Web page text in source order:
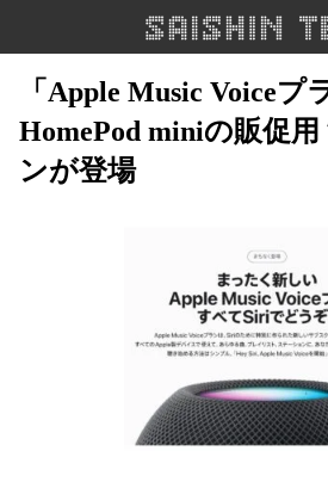
「Apple Music Voiceプ
HomePod miniの販促
ンが登場